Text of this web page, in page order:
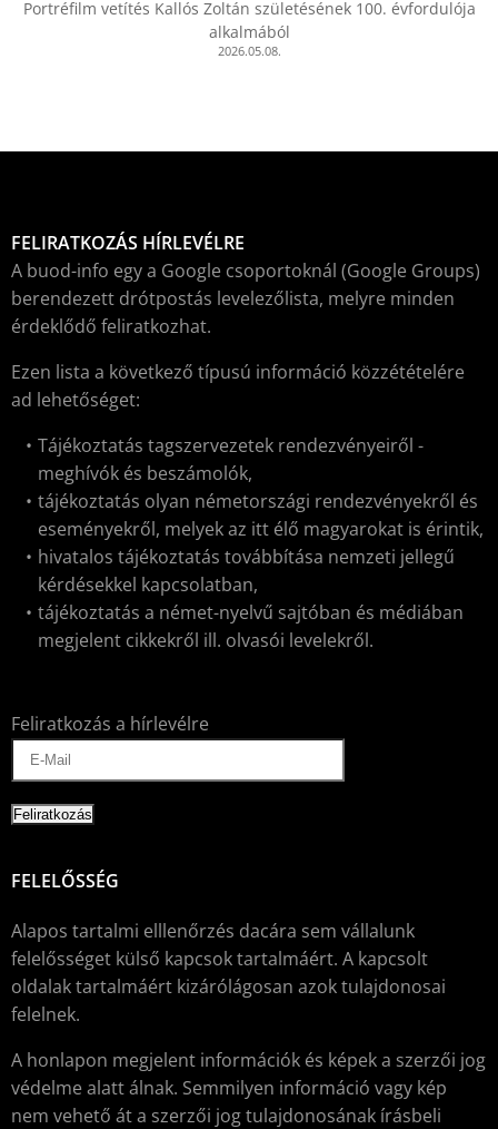
Portréfilm vetítés Kallós Zoltán születésének 100. évfordulója
alkalmából
2026.05.08.
FELIRATKOZÁS HÍRLEVÉLRE
A buod-info egy a Google csoportoknál (Google Groups)
berendezett drótpostás levelezőlista, melyre minden
érdeklődő feliratkozhat.
Ezen lista a következő típusú információ közzétételére
ad lehetőséget:
Tájékoztatás tagszervezetek rendezvényeiről -
meghívók és beszámolók,
tájékoztatás olyan németországi rendezvényekről és
eseményekről, melyek az itt élő magyarokat is érintik,
hivatalos tájékoztatás továbbítása nemzeti jellegű
kérdésekkel kapcsolatban,
tájékoztatás a német-nyelvű sajtóban és médiában
megjelent cikkekről ill. olvasói levelekről.
Feliratkozás a hírlevélre
FELELŐSSÉG
Alapos tartalmi elllenőrzés dacára sem vállalunk
felelősséget külső kapcsok tartalmáért. A kapcsolt
oldalak tartalmáért kizárólágosan azok tulajdonosai
felelnek.
A honlapon megjelent információk és képek a szerzői jog
védelme alatt álnak. Semmilyen információ vagy kép
nem vehető át a szerzői jog tulajdonosának írásbeli